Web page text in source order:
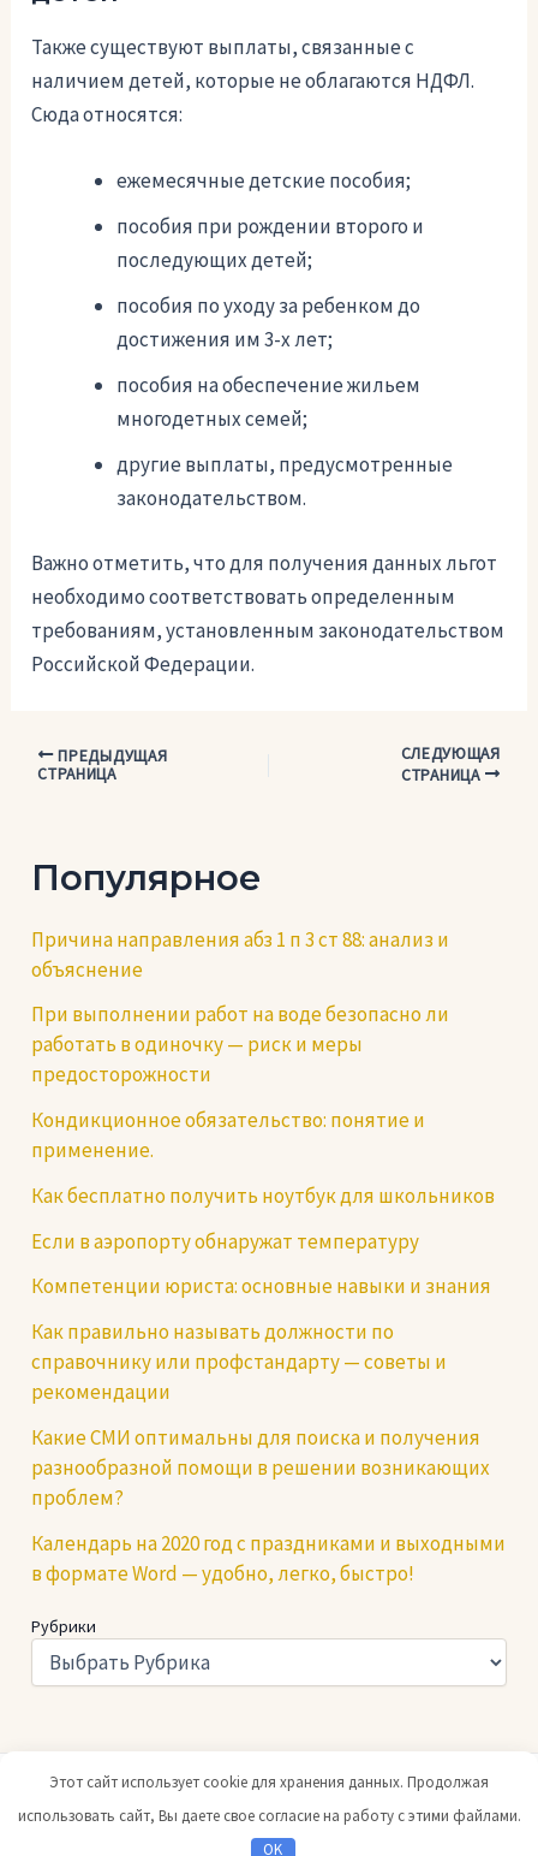
Также существуют выплаты, связанные с
наличием детей, которые не облагаются НДФЛ.
Сюда относятся:
ежемесячные детские пособия;
пособия при рождении второго и
последующих детей;
пособия по уходу за ребенком до
достижения им 3-х лет;
пособия на обеспечение жильем
многодетных семей;
другие выплаты, предусмотренные
законодательством.
Важно отметить, что для получения данных льгот
необходимо соответствовать определенным
требованиям, установленным законодательством
Российской Федерации.
Навигация
ПРЕДЫДУЩАЯ
СТРАНИЦА
СЛЕДУЮЩАЯ
СТРАНИЦА
Популярное
Причина направления абз 1 п 3 ст 88: анализ и
объяснение
При выполнении работ на воде безопасно ли
работать в одиночку — риск и меры
предосторожности
Кондикционное обязательство: понятие и
применение.
Как бесплатно получить ноутбук для школьников
Если в аэропорту обнаружат температуру
Компетенции юриста: основные навыки и знания
Как правильно называть должности по
справочнику или профстандарту — советы и
рекомендации
Какие СМИ оптимальны для поиска и получения
разнообразной помощи в решении возникающих
проблем?
Календарь на 2020 год с праздниками и выходными
в формате Word — удобно, легко, быстро!
Рубрики
Copyright © 2026 Юридический портал |При копировании
ссылка на нас обязательна
Этот сайт использует cookie для хранения данных. Продолжая
использовать сайт, Вы даете свое согласие на работу с этими файлами.
OK